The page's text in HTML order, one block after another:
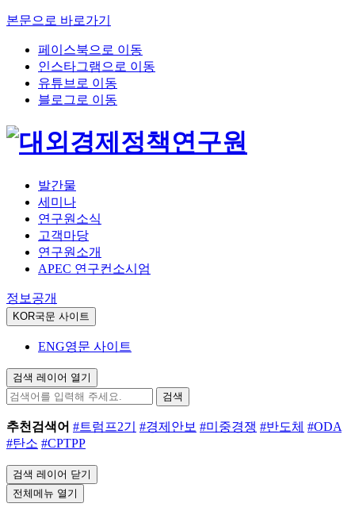
본문으로 바로가기
페이스북으로 이동
인스타그램으로 이동
유튜브로 이동
블로그로 이동
발간물
세미나
연구원소식
고객마당
연구원소개
APEC 연구컨소시엄
정보공개
KOR국문 사이트
ENG영문 사이트
검색 레이어 열기
검색
추천검색어 #트럼프2기 #경제안보 #미중경쟁 #반도체 #ODA
#탄소 #CPTPP
검색 레이어 닫기
전체메뉴 열기